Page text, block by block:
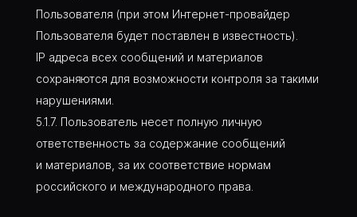
Пользователя (при этом Интернет-провайдер
Пользователя будет поставлен в известность).
IP адреса всех сообщений и материалов
сохраняются для возможности контроля за такими
нарушениями.
Пользователь несет полную личную
ответственность за содержание сообщений
и материалов, за их соответствие нормам
российского и международного права.